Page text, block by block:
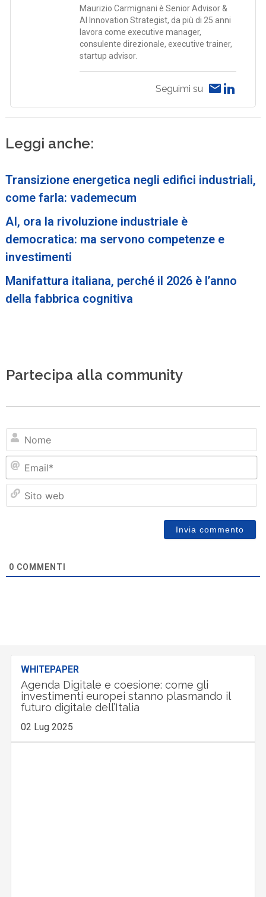
Maurizio Carmignani è Senior Advisor &
AI Innovation Strategist, da più di 25 anni
lavora come executive manager,
consulente direzionale, executive trainer,
startup advisor.
Seguimi su
Leggi anche:
Transizione energetica negli edifici industriali,
come farla: vademecum
AI, ora la rivoluzione industriale è
democratica: ma servono competenze e
investimenti
Manifattura italiana, perché il 2026 è l’anno
della fabbrica cognitiva
Partecipa alla community
0 COMMENTI
WHITEPAPER
Agenda Digitale e coesione: come gli
investimenti europei stanno plasmando il
futuro digitale dell’Italia
02 Lug 2025